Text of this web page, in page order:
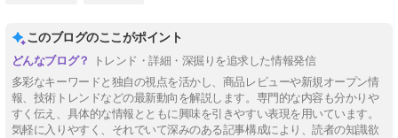
このブログのここがポイント
トレンド・詳細・深掘りを追求した情報発信
多彩なキーワードと独自の視点を活かし、商品レビューや新規オープン情
報、技術トレンドなどの最新動向を解説します。専門的な内容も分かりや
すく伝え、具体的な情報とともに興味を引きやすい表現を用いています。
気軽に入りやすく、それでいて深みのある記事構成により、読者の知識欲